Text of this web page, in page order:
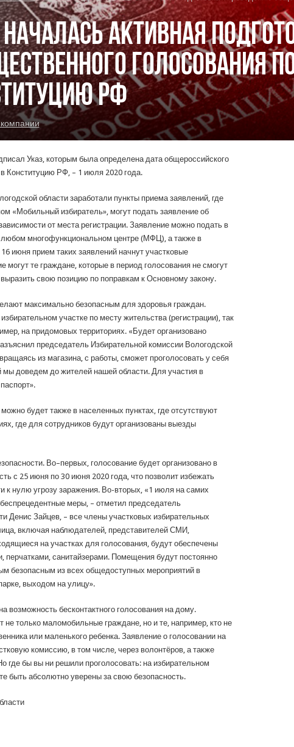
активная
голосования
РФ
Указ, которым была определена дата общероссийского
Конституцию РФ, – 1 июля 2020 года.
области заработали пункты приема заявлений, где
«Мобильный избиратель», могут подать заявление об
от места регистрации. Заявление можно подать в
любом многофункциональном центре (МФЦ), а также в
июня прием таких заявлений начнут участковые
могут те граждане, которые в период голосования не смогут
свою позицию по поправкам к Основному закону.
максимально безопасным для здоровья граждан.
участке по месту жительства (регистрации), так
на придомовых территориях. «Будет организовано
председатель Избирательной комиссии Вологодской
из магазина, с работы, сможет проголосовать у себя
мы доведем до жителей нашей области. Для участия в
будет также в населенных пунктах, где отсутствуют
где для сотрудников будут организованы выезды
Во–первых, голосование будет организовано в
с 25 июня по 30 июня 2020 года, что позволит избежать
к нулю угрозу заражения. Во-вторых, «1 июля на самих
меры, – отметил председатель
Денис Зайцев, – все члены участковых избирательных
включая наблюдателей, представителей СМИ,
на участках для голосования, будут обеспечены
санитайзерами. Помещения будут постоянно
безопасным из всех общедоступных мероприятий в
выходом на улицу».
возможность бесконтактного голосования на дому.
не только маломобильные граждане, но и те, например, кто не
или маленького ребенка. Заявление о голосовании на
комиссию, в том числе, через волонтёров, а также
где бы вы ни решили проголосовать: на избирательном
быть абсолютно уверены за свою безопасность.